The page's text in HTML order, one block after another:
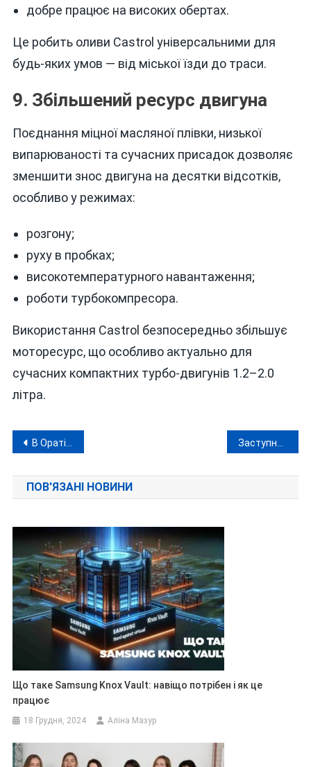
добре працює на високих обертах.
Це робить оливи Castrol універсальними для
будь-яких умов — від міської їзди до траси.
9. Збільшений ресурс двигуна
Поєднання міцної масляної плівки, низької
випарюваності та сучасних присадок дозволяє
зменшити знос двигуна на десятки відсотків,
особливо у режимах:
розгону;
руху в пробках;
високотемпературного навантаження;
роботи турбокомпресора.
Використання Castrol безпосередньо збільшує
моторесурс, що особливо актуально для
сучасних компактних турбо-двигунів 1.2–2.0
літра.
Навігація
записів
В Оратівській громаді «слуга народу» організував розкрадання бюджету
ПОВ'ЯЗАНІ НОВИНИ
Що таке Samsung Knox Vault: навіщо потрібен і як це
працює
18 Грудня, 2024 Аліна Мазур